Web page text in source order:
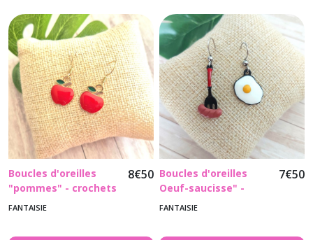
Boucles d'oreilles
"pommes" - crochets
en acier inoxydable
8€50
FANTAISIE
Boucles d'oreilles
Oeuf-saucisse" -
crochets en acier
7€50
FANTAISIE